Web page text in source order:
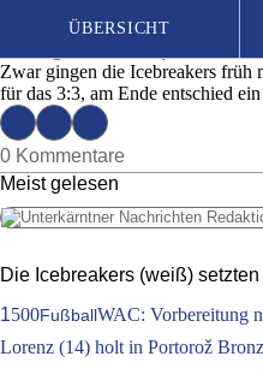
ÜBERSICHT
Seit 1887| Das unabhängige
Eishockey:
Ausgabe 51 |
Zwar gingen die Icebreakers früh
für das 3:3, am Ende entschied
0 Kommentare
Meist gelesen
Die Icebreakers (weiß)
1500FußballWAC: Vorbereitung
Lorenz (14) holt in Portorož